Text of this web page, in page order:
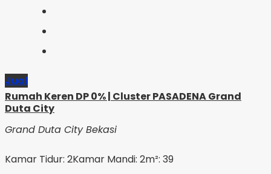
Jual
Rumah Keren DP 0% | Cluster PASADENA Grand
Duta City
Grand Duta City Bekasi
Kamar Tidur: 2Kamar Mandi: 2m²: 39